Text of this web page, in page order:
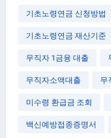
기초노령연금 신청방법
기초노령연금 재산기준
무직자 1금융 대출
무직자소액대출 무
미수령 환급금 조회
백신예방접종증명서